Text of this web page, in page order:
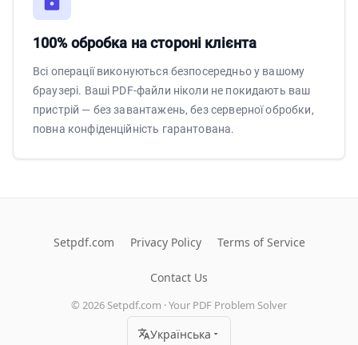
100% обробка на стороні клієнта
Всі операції виконуються безпосередньо у вашому
браузері. Ваші PDF-файли ніколи не покидають ваш
пристрій — без завантажень, без серверної обробки,
повна конфіденційність гарантована.
Setpdf.com Privacy Policy Terms of Service
Contact Us
© 2026 Setpdf.com · Your PDF Problem Solver
Українська